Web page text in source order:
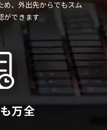
め、外出先からでもスム
ができます
万全